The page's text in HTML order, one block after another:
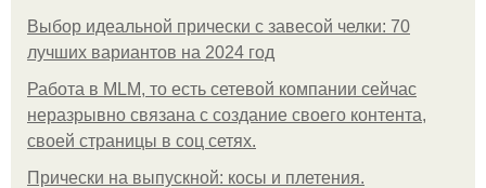
Выбор идеальной прически с завесой челки: 70
лучших вариантов на 2024 год
Работа в MLM, то есть сетевой компании сейчас
неразрывно связана с создание своего контента,
своей страницы в соц сетях.
Прически на выпускной: косы и плетения.